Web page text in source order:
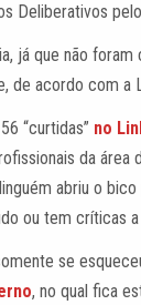
Deliberativos
já que não
acordo com a
“curtidas” no
da
abriu o
ou tem críticas
se
, no qual fica